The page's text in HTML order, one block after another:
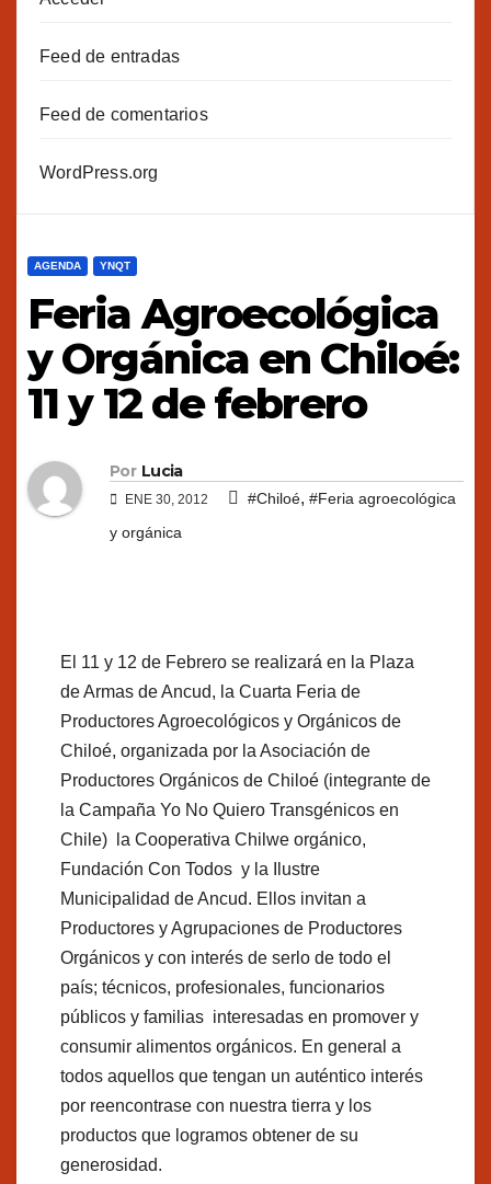
Feed de entradas
Feed de comentarios
WordPress.org
AGENDA YNQT
Feria Agroecológica
y Orgánica en Chiloé:
11 y 12 de febrero
Por Lucia
ENE 30, 2012 #Chiloé, #Feria agroecológica
y orgánica
El 11 y 12 de Febrero se realizará en la Plaza
de Armas de Ancud, la Cuarta Feria de
Productores Agroecológicos y Orgánicos de
Chiloé, organizada por la Asociación de
Productores Orgánicos de Chiloé (integrante de
la Campaña Yo No Quiero Transgénicos en
Chile) la Cooperativa Chilwe orgánico,
Fundación Con Todos y la Ilustre
Municipalidad de Ancud. Ellos invitan a
Productores y Agrupaciones de Productores
Orgánicos y con interés de serlo de todo el
país; técnicos, profesionales, funcionarios
públicos y familias interesadas en promover y
consumir alimentos orgánicos. En general a
todos aquellos que tengan un auténtico interés
por reencontrase con nuestra tierra y los
productos que logramos obtener de su
generosidad.